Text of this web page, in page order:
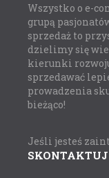
Wszystko o e-
grupą
sprzedaż to
dzielimy się
kierunki
sprzedawać
prowadzenia
bieżąco!
Jeśli jesteś